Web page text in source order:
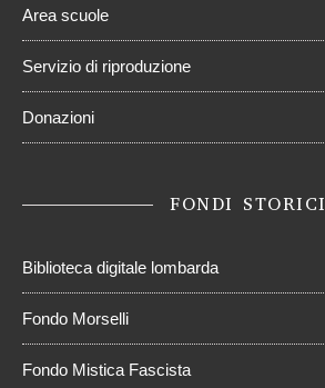
Area scuole
Servizio di riproduzione
Donazioni
FONDI STORICI
Biblioteca digitale lombarda
Fondo Morselli
Fondo Mistica Fascista